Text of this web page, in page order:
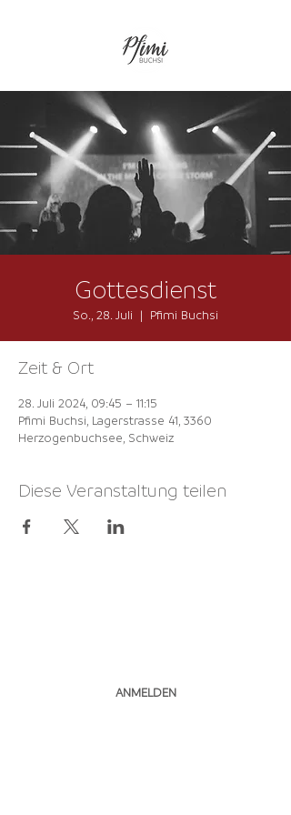
Gottesdienst
So., 28. Juli
  |
Pfimi Buchsi
Zeit & Ort
28. Juli 2024, 09:45 – 11:15
Pfimi Buchsi, Lagerstrasse 41, 3360
Herzogenbuchsee, Schweiz
Diese Veranstaltung teilen
ANMELDEN